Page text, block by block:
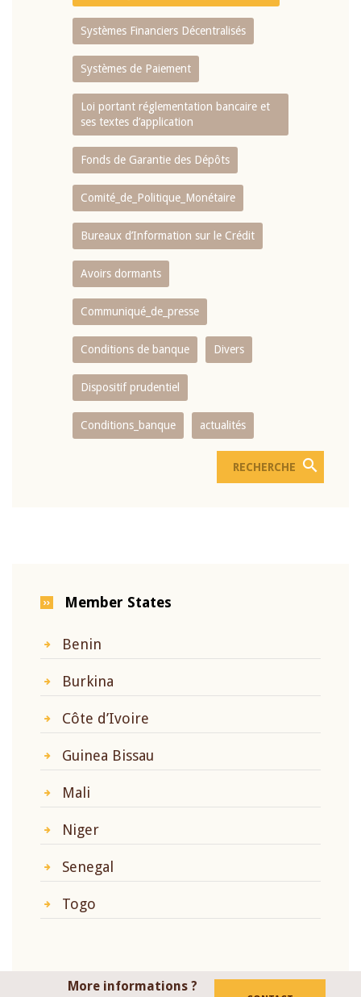
Systèmes Financiers Décentralisés
Systèmes de Paiement
Loi portant réglementation bancaire et
ses textes d’application
Fonds de Garantie des Dépôts
Comité_de_Politique_Monétaire
Bureaux d’Information sur le Crédit
Avoirs dormants
Communiqué_de_presse
Conditions de banque Divers
Dispositif prudentiel
Conditions_banque actualités
Member States
Benin
Burkina
Côte d’Ivoire
Guinea Bissau
Mali
Niger
Senegal
Togo
More informations ?